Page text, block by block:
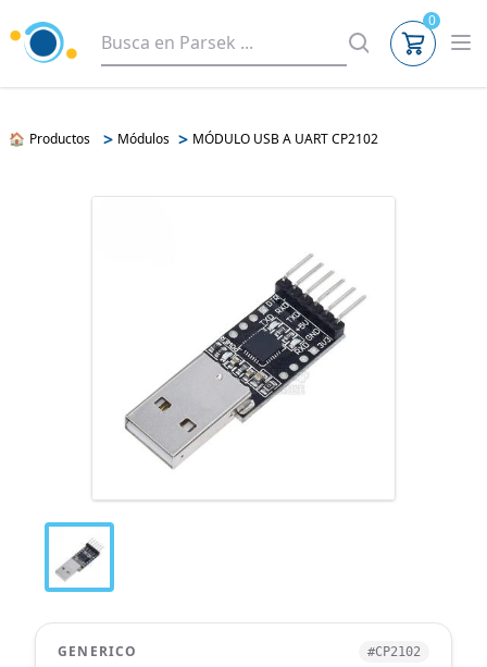
0
🏠 Productos > Módulos > MÓDULO USB A UART CP2102
GENERICO #CP2102